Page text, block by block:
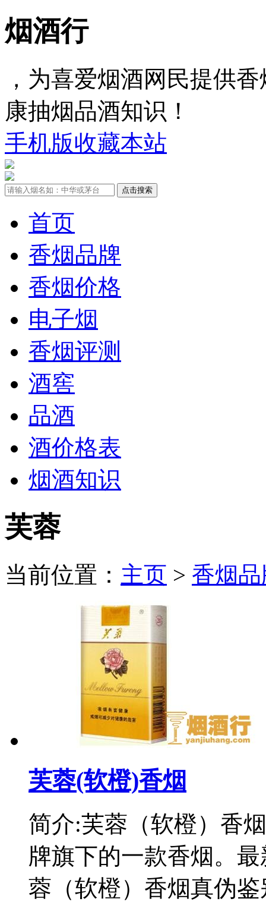
烟酒行
，为喜爱烟酒网民提供
康抽烟品酒知识！
手机版收藏本站
首页
香烟品牌
香烟价格
电子烟
香烟评测
酒窖
品酒
酒价格表
烟酒知识
芙蓉
当前位置： 主页 > 香烟
芙蓉(软橙)香烟
简介:芙蓉（软橙）香
牌旗下的一款香烟。
蓉（软橙）香烟真伪